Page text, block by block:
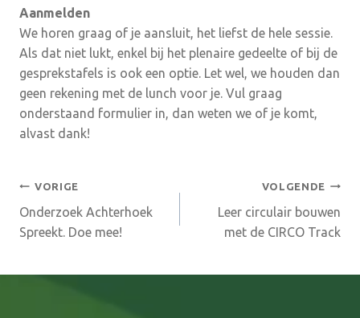
Aanmelden
We horen graag of je aansluit, het liefst de hele sessie.
Als dat niet lukt, enkel bij het plenaire gedeelte of bij de
gesprekstafels is ook een optie. Let wel, we houden dan
geen rekening met de lunch voor je. Vul graag
onderstaand formulier in, dan weten we of je komt,
alvast dank!
Bericht
navigatie
VORIGE
Onderzoek Achterhoek
Spreekt. Doe mee!
VOLGENDE
Leer circulair bouwen
met de CIRCO Track